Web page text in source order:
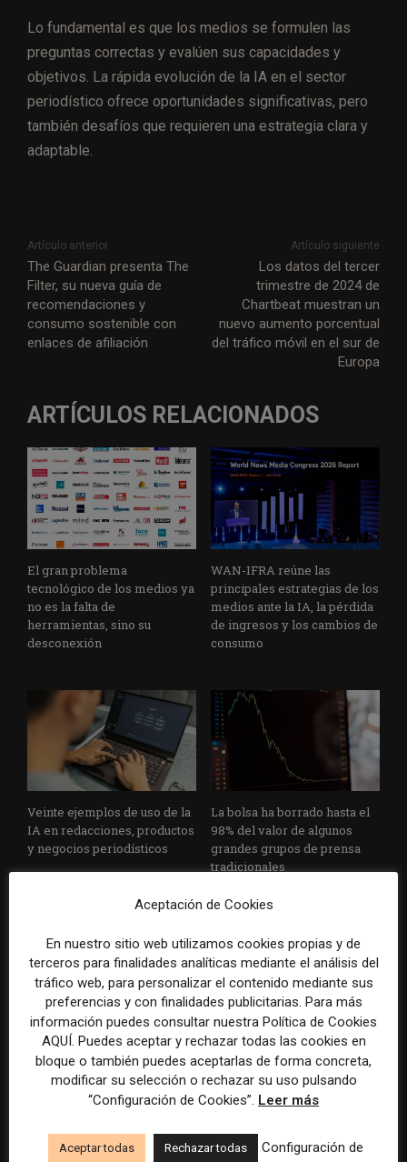
Lo fundamental es que los medios se formulen las
preguntas correctas y evalúen sus capacidades y
objetivos. La rápida evolución de la IA en el sector
periodístico ofrece oportunidades significativas, pero
también desafíos que requieren una estrategia clara y
adaptable.
Artículo anterior
The Guardian presenta The
Filter, su nueva guía de
recomendaciones y
consumo sostenible con
enlaces de afiliación
Artículo siguiente
Los datos del tercer
trimestre de 2024 de
Chartbeat muestran un
nuevo aumento porcentual
del tráfico móvil en el sur de
Europa
ARTÍCULOS RELACIONADOS
El gran problema
tecnológico de los medios ya
no es la falta de
herramientas, sino su
desconexión
WAN-IFRA reúne las
principales estrategias de los
medios ante la IA, la pérdida
de ingresos y los cambios de
consumo
Veinte ejemplos de uso de la
IA en redacciones, productos
y negocios periodísticos
La bolsa ha borrado hasta el
98% del valor de algunos
grandes grupos de prensa
tradicionales
Los medios tienen audiencia,
pero no siempre comunidad:
cómo activar a los lectores
que siguen las noticias en
El buzón como nueva
portada: la estrategia de los
medios para conquistar
ciudad a ciudad
Aceptación de Cookies
En nuestro sitio web utilizamos cookies propias y de
terceros para finalidades analíticas mediante el análisis del
tráfico web, para personalizar el contenido mediante sus
preferencias y con finalidades publicitarias. Para más
información puedes consultar nuestra Política de Cookies
AQUÍ. Puedes aceptar y rechazar todas las cookies en
bloque o también puedes aceptarlas de forma concreta,
modificar su selección o rechazar su uso pulsando
“Configuración de Cookies”. Leer más
Aceptar todas Rechazar todas
Configuración de